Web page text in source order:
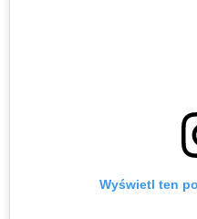
Wyświetl ten